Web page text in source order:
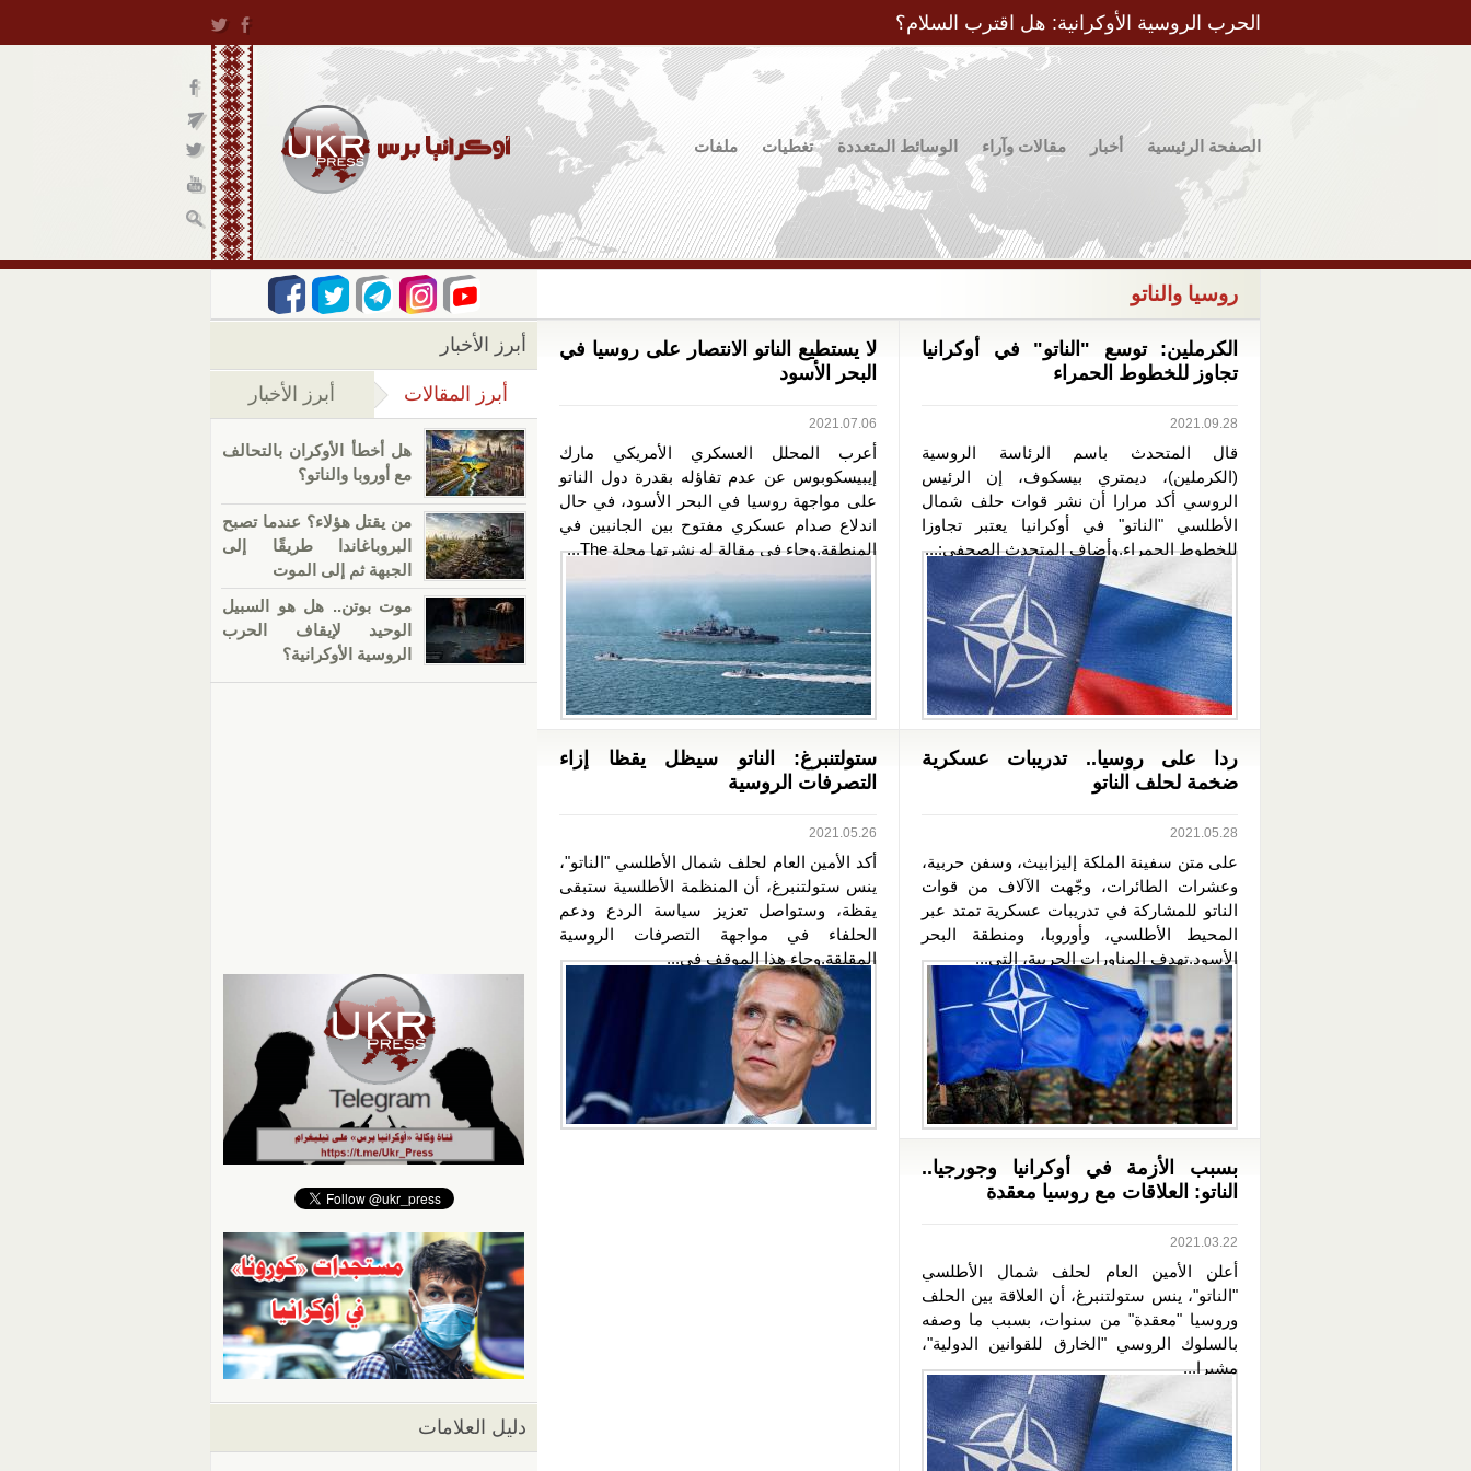
الحرب الروسية الأوكرانية: هل اقترب السلام؟
الصفحة الرئيسية أخبار مقالات وآراء الوسائط المتعددة تغطيات ملفات
روسيا والناتو
الكرملين: توسع "الناتو" في أوكرانيا
تجاوز للخطوط الحمراء
2021.09.28
قال المتحدث باسم الرئاسة الروسية
(الكرملين)، ديمتري بيسكوف، إن الرئيس
الروسي أكد مرارا أن نشر قوات حلف شمال
الأطلسي "الناتو" في أوكرانيا يعتبر تجاوزا
للخطوط الحمراء.وأضاف المتحدث الصحفي:...
لا يستطيع الناتو الانتصار على روسيا في
البحر الأسود
2021.07.06
أعرب المحلل العسكري الأمريكي مارك
إيبيسكوبوس عن عدم تفاؤله بقدرة دول الناتو
على مواجهة روسيا في البحر الأسود، في حال
اندلاع صدام عسكري مفتوح بين الجانبين في
المنطقة.وجاء في مقالة له نشرتها مجلة The...
ردا على روسيا.. تدريبات عسكرية
ضخمة لحلف الناتو
2021.05.28
على متن سفينة الملكة إليزابيث، وسفن حربية،
وعشرات الطائرات، وجّهت الآلاف من قوات
الناتو للمشاركة في تدريبات عسكرية تمتد عبر
المحيط الأطلسي، وأوروبا، ومنطقة البحر
الأسود.تهدف المناورات الحربية، التي...
ستولتنبرغ: الناتو سيظل يقظا إزاء
التصرفات الروسية
2021.05.26
أكد الأمين العام لحلف شمال الأطلسي "الناتو"،
ينس ستولتنبرغ، أن المنظمة الأطلسية ستبقى
يقظة، وستواصل تعزيز سياسة الردع ودعم
الحلفاء في مواجهة التصرفات الروسية
المقلقة.وجاء هذا الموقف في...
بسبب الأزمة في أوكرانيا وجورجيا..
الناتو: العلاقات مع روسيا معقدة
2021.03.22
أعلن الأمين العام لحلف شمال الأطلسي
"الناتو"، ينس ستولتنبرغ، أن العلاقة بين الحلف
وروسيا "معقدة" من سنوات، بسبب ما وصفه
بالسلوك الروسي "الخارق للقوانين الدولية"،
مشيرا...
أبرز الأخبار
أبرز المقالات (علامة التبويب النشطة)
أبرز الأخبار
هل أخطأ الأوكران بالتحالف
مع أوروبا والناتو؟
من يقتل هؤلاء؟ عندما تصبح
البروباغاندا طريقًا إلى
الجبهة ثم إلى الموت
موت بوتن.. هل هو السبيل
الوحيد لإيقاف الحرب
الروسية الأوكرانية؟
دليل العلامات